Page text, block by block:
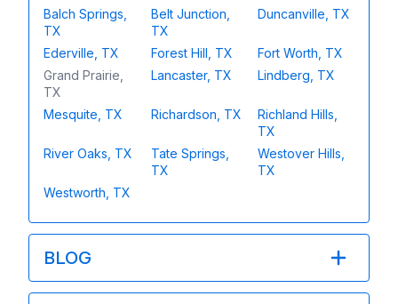
Balch Springs,
TX
Belt Junction,
TX
Duncanville, TX
Ederville, TX Forest Hill, TX
Fort Worth, TX
Grand Prairie,
TX
Lancaster, TX Lindberg, TX
Mesquite, TX Richardson, TX
Richland Hills,
TX
River Oaks, TX
Tate Springs,
TX
Westover Hills,
TX
Westworth, TX
BLOG